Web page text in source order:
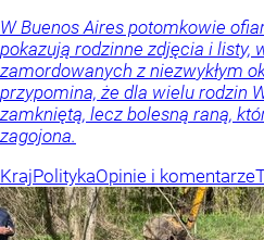
W Buenos Aires potomkowie
pokazują rodzinne zdjęcia i listy,
zamordowanych z niezwykłym
przypomina, że dla wielu rodzin
zamkniętą, lecz bolesną raną,
zagojona.
KrajPolitykaOpinie i komentarze